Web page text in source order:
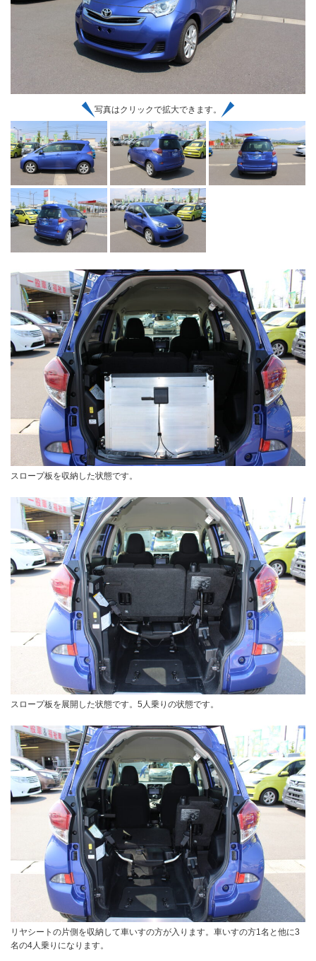
写真はクリックで拡大できます。
スロープ板を収納した状態です。
スロープ板を展開した状態です。5人乗りの状態です。
リヤシートの片側を収納して車いすの方が入ります。車いすの方1名と他に3
名の4人乗りになります。